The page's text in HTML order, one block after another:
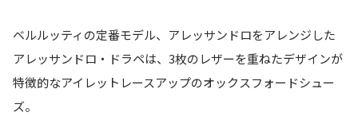
ベルルッティの定番モデル、アレッサンドロをアレンジした
アレッサンドロ・ドラペは、3枚のレザーを重ねたデザインが
特徴的なアイレットレースアップのオックスフォードシュー
ズ。